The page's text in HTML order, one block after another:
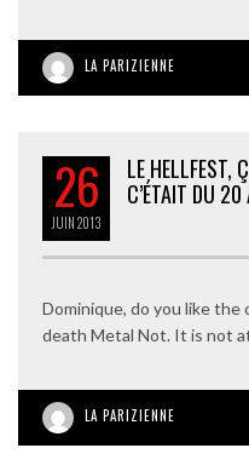
LA PARIZIENNE
26
JUIN2013
LE HELLFEST,
C’ÉTAIT DU
Dominique, do you like the
death Metal Not. It is not
LA PARIZIENNE